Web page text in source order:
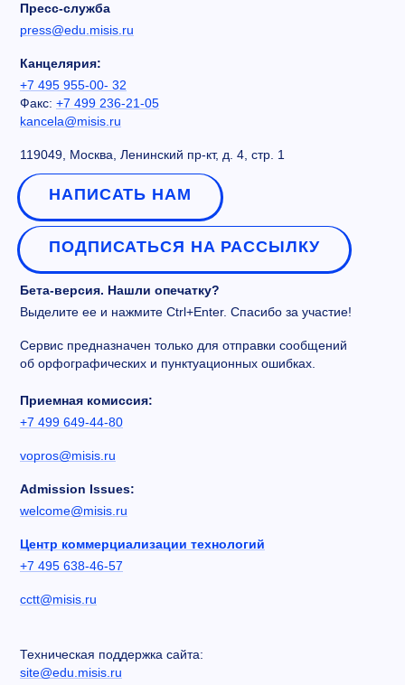
Пресс-служба
press@edu.misis.ru
Канцелярия:
+7 495 955-00- 32
Факс: +7 499 236-21-05
kancela@misis.ru
119049, Москва, Ленинский пр-кт, д. 4, стр. 1
НАПИСАТЬ НАМ
ПОДПИСАТЬСЯ НА РАССЫЛКУ
Бета-версия. Нашли опечатку?
Выделите ее и нажмите Ctrl+Enter. Спасибо за участие!
Сервис предназначен только для отправки сообщений
об орфографических и пунктуационных ошибках.
Приемная комиссия:
+7 499 649-44-80
vopros@misis.ru
Admission Issues:
welcome@misis.ru
Центр коммерциализации технологий
+7 495 638-46-57
cctt@misis.ru
Техническая поддержка сайта:
site@edu.misis.ru